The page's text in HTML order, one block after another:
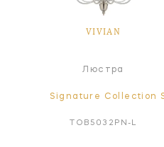
VIVIAN
Люстра
Signature Collection
TOB5032PN-L